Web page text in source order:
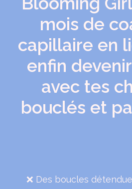
mois de
capillaire en
enfin
avec tes
bouclés et
❌ Des boucles